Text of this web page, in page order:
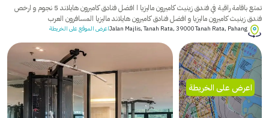
تمتع باقامة راقية في فندق زينيث كاميرون ماليزيا ا افضل فنادق كاميرون هايلاند 5 نجوم و ارخص
فندق زينيث كاميرون ماليزيا و افضل فنادق كاميرون هايلاند ماليزيا المسافرون العرب
Jalan Majlis, Tanah Rata, 39000 Tanah Rata, Pahangاعرض الموقع على الخريطة
اعرض على الخريطة